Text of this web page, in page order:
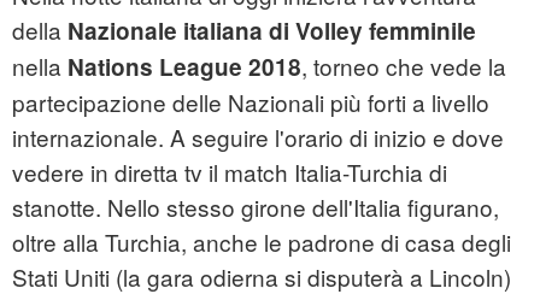
della Nazionale italiana di Volley femminile
nella Nations League 2018, torneo che vede la
partecipazione delle Nazionali più forti a livello
internazionale. A seguire l'orario di inizio e dove
vedere in diretta tv il match Italia-Turchia di
stanotte. Nello stesso girone dell'Italia figurano,
oltre alla Turchia, anche le padrone di casa degli
Stati Uniti (la gara odierna si disputerà a Lincoln)